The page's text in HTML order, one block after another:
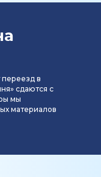
переезд в
сдаются с
мы
материалов